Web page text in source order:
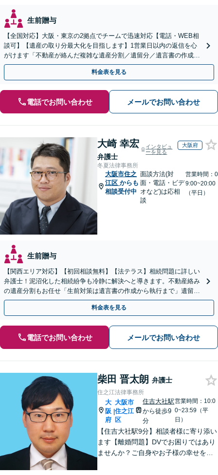
生前贈与
【全国対応】大阪・東京の2拠点でチームで迅速対応【電話・WEB相
談可】【遺産の取り分最大化を目指します】1営業日以内の返信を心
がけます「不動産が絡んだ複雑な遺産分割／遺留分／遺言書の作成・
執行／事業承継など、お任せください」【休日相談あり】
料金表を見る
電話でお問い合わせ メールでお問い合わせ
大崎 幸宏
弁護士
インタビュ
ーを見る
大阪府
冬夏法律事務所
大阪市住之
江区 からも
相談受付中
面談方法(対
面・電話・ビデ
オなど)は応相
談
営業時間：0
9:00~20:00
（平日）
生前贈与
【関西エリア対応】【初回相談無料】【法テラス】相続問題に詳しい
弁護士！泥沼化した相続紛争も冷静に解決へと導きます。不動産絡み
の遺産分割もお任せ「生前対策は遺言書の作成から執行まで」遺留分
侵害額請求に詳しい【夜間・休日面談】【電話相談可】
料金表を見る
電話でお問い合わせ メールでお問い合わせ
柴田 晋太朗 弁護士
住之江法律事務所
大
阪
府
|
大阪市
住之江
区
住吉大社駅
から徒歩9
分
営業時間：10:0
0~23:59（平
日）
【住吉大社駅9分】相談者様に寄り添い
ます【離婚問題】DVでお困りではあり
ませんか？ご自身やお子様の幸せを考